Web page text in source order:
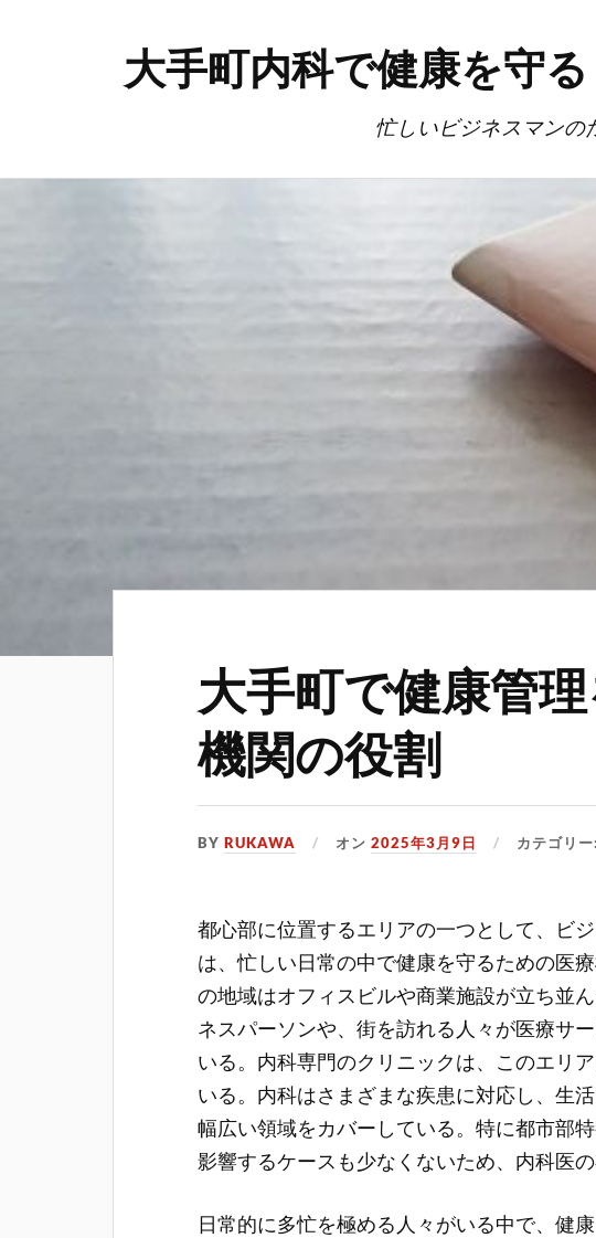
大手町内科で健康を守
忙しいビジネスマンの
大手町で健康管
機関の役割
BYRUKAWA オン2025年3月9日 カテゴリー:
都心部に位置するエリアの一つとして、ビ
は、忙しい日常の中で健康を守るための医
の地域はオフィスビルや商業施設が立ち並
ネスパーソンや、街を訪れる人々が医療サ
いる。内科専門のクリニックは、このエリ
いる。内科はさまざまな疾患に対応し、生
幅広い領域をカバーしている。特に都市部
影響するケースも少なくないため、内科医
日常的に多忙を極める人々がいる中で、健